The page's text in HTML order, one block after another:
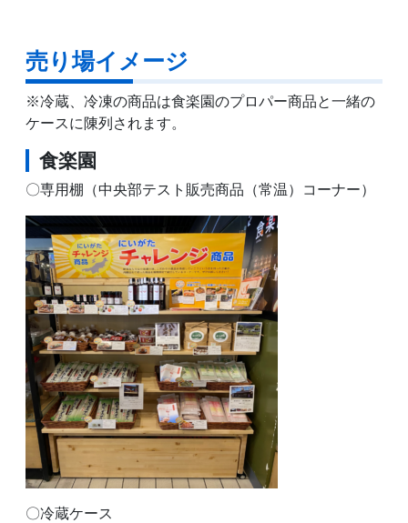
売り場イメージ
※冷蔵、冷凍の商品は食楽園のプロパー商品と一緒の
ケースに陳列されます。
食楽園
〇専用棚（中央部テスト販売商品（常温）コーナー）
〇冷蔵ケース